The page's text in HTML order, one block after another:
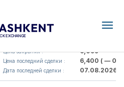
UZMK (<O'zmetkombinat> AJ)
Цена закрытия : 6,099
Цена последний сделки : 6,400( — 0.0
Дата последней сделки : 07.08.2026